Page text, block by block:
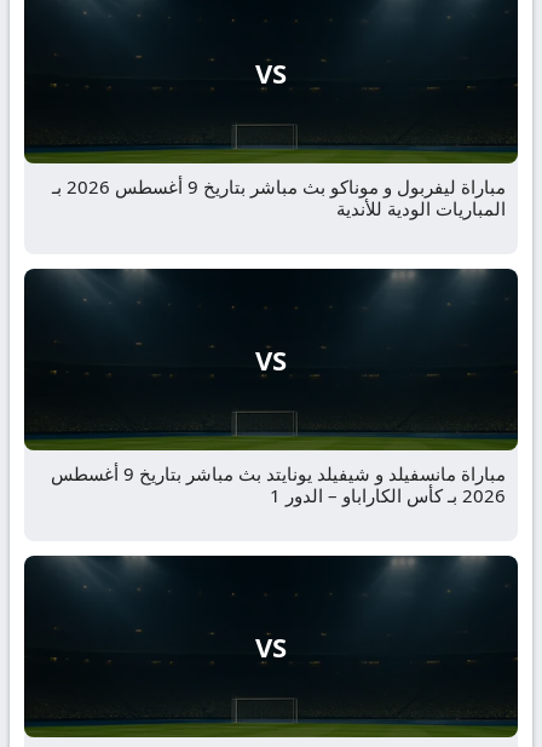
VS
مباراة ليفربول و موناكو بث مباشر بتاريخ 9 أغسطس 2026 بـ
المباريات الودية للأندية
VS
مباراة مانسفيلد و شيفيلد يونايتد بث مباشر بتاريخ 9 أغسطس
2026 بـ كأس الكاراباو – الدور 1
VS